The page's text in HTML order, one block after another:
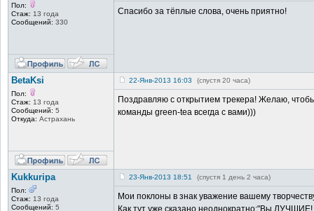
Пол:
Стаж: 13 года
Сообщений: 330
Спасибо за тёплые слова, очень приятно!
BetaKsi
Пол:
Стаж: 13 года
Сообщений: 5
Откуда: Астрахань
22-Янв-2013 16:03 (спустя 20 часа)
Поздравляю с открытием трекера! Желаю,
команды green-tea всегда с вами)))
Kukkuripa
Пол:
Стаж: 13 года
Сообщений: 5
23-Янв-2013 18:51 (спустя 1 день 2 часа)
Мои поклоны в знак уважение вашему
Как тут уже сказано неоднократно:"Вы ЛУЧШИЕ!